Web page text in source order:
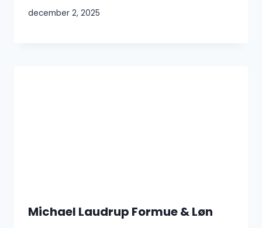
december 2, 2025
Michael Laudrup Formue & Løn